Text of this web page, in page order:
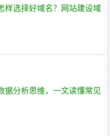
样选择好域名？网站建设域
据分析思维，一文读懂常见